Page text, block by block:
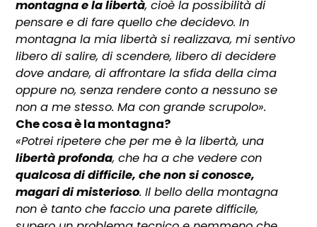
montagna e la libertà, cioè la possibilità di
pensare e di fare quello che decidevo. In
montagna la mia libertà si realizzava, mi sentivo
libero di salire, di scendere, libero di decidere
dove andare, di affrontare la sfida della cima
oppure no, senza rendere conto a nessuno se
non a me stesso. Ma con grande scrupolo».
Che cosa è la montagna?
«Potrei ripetere che per me è la libertà, una
libertà profonda, che ha a che vedere con
qualcosa di difficile, che non si conosce,
magari di misterioso. Il bello della montagna
non è tanto che faccio una parete difficile,